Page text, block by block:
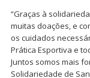
“Graças à
muitas doações, e
os cuidados
Prática Esportiva e
Juntos somos mais
Solidariedade de